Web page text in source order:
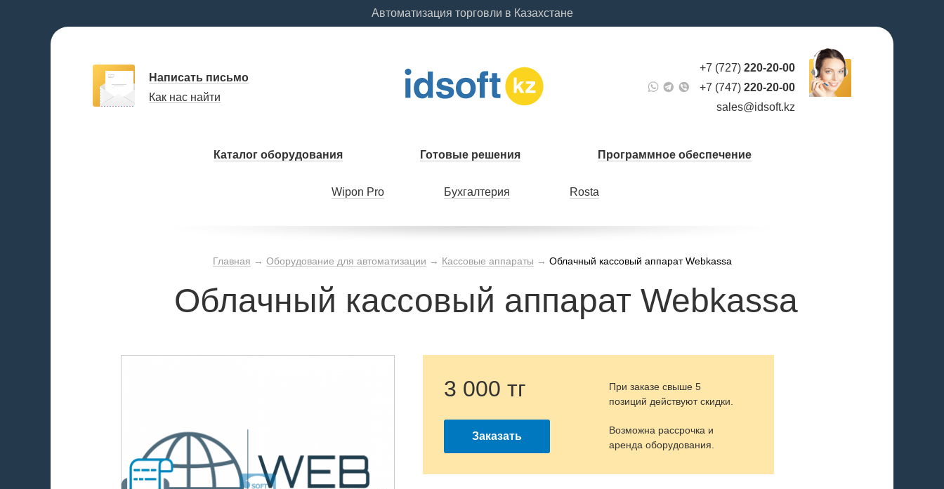
Автоматизация торговли в Казахстане
Написать письмо
Как нас найти
+7 (727) 220-20-00
+7 (747) 220-20-00
sales@idsoft.kz
Каталог оборудования Готовые решения Программное обеспечение
Wipon Pro Бухгалтерия Rosta
Главная → Оборудование для автоматизации → Кассовые аппараты → Облачный кассовый аппарат Webkassa
Облачный кассовый аппарат Webkassa
3 000 тг
При заказе свыше 5
позиций действуют скидки.
Заказать
Возможна рассрочка и
аренда оборудования.